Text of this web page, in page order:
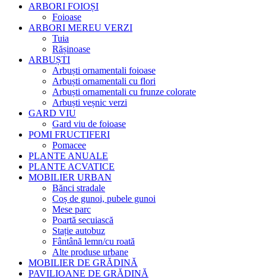
ARBORI FOIOȘI
Foioase
ARBORI MEREU VERZI
Tuia
Rășinoase
ARBUȘTI
Arbuști ornamentali foioase
Arbuști ornamentali cu flori
Arbuști ornamentali cu frunze colorate
Arbuști veșnic verzi
GARD VIU
Gard viu de foioase
POMI FRUCTIFERI
Pomacee
PLANTE ANUALE
PLANTE ACVATICE
MOBILIER URBAN
Bănci stradale
Coș de gunoi, pubele gunoi
Mese parc
Poartă secuiască
Stație autobuz
Fântână lemn/cu roată
Alte produse urbane
MOBILIER DE GRĂDINĂ
PAVILIOANE DE GRĂDINĂ